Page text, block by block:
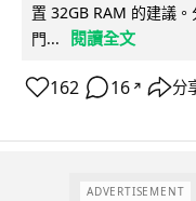
置 32GB RAM 的建議
門...
閱讀全文
162 16 ↗ 分
ADVERTISEMENT